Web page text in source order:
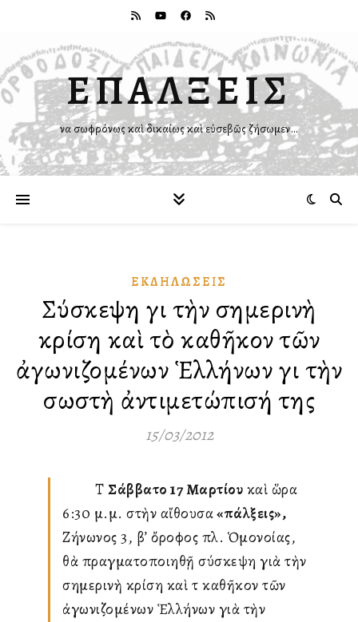
ΕΠΑΛΞΕΙΣ
Ἵνα σωφρόνως καὶ δικαίως καὶ εὐσεβῶς ζήσωμεν…
ἘΚΔΗΛΏΣΕΙΣ
Σύσκεψη γιὰ τὴν σημερινὴ
κρίση καὶ τὸ καθῆκον τῶν
ἀγωνιζομένων Ἑλλήνων γιὰ τὴν
σωστὴ ἀντιμετώπισή της
15/03/2012
ΤὸΣάββατο 17 Μαρτίουκαὶ ὥρα
6:30 μ.μ. στὴν αἴθουσα«Ἐπάλξεις»,
Ζήνωνος 3, β’ ὄροφος πλ. Ὁμονοίας,
θὰ πραγματοποιηθῇ σύσκεψη γιὰ τὴν
σημερινὴ κρίση καὶ τὸ καθῆκον τῶν
ἀγωνιζομένων Ἑλλήνων γιὰ τὴν